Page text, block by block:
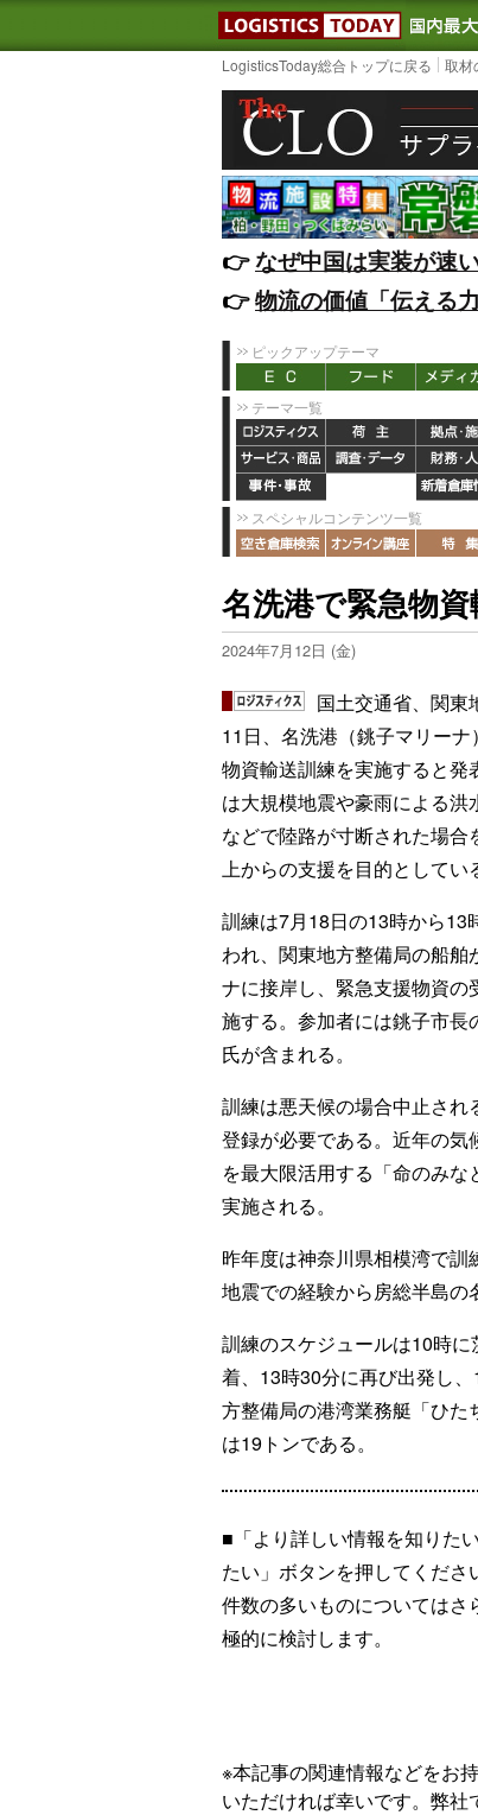
LogisticsToday総合トップに戻る 取材
👉️なぜ中国は実装が速
👉️物流の価値「伝える
ピックアップテーマ
テーマ一覧
スペシャルコンテンツ一覧
名洗港で緊急物
2024年7月12日 (金)
国土交通省、関東
11日、名洗港（銚子マリーナ
物資輸送訓練を実施すると発
は大規模地震や豪雨による洪
などで陸路が寸断された場合
上からの支援を目的としてい
訓練は7月18日の13時から13
われ、関東地方整備局の船舶
ナに接岸し、緊急支援物資の
施する。参加者には銚子市
氏が含まれる。
訓練は悪天候の場合中止さ
登録が必要である。近年の
を最大限活用する「命のみ
実施される。
昨年度は神奈川県相模湾で
地震での経験から房総半島の
訓練のスケジュールは10時
着、13時30分に再び出発し
方整備局の港湾業務艇「ひ
は19トンである。
■「より詳しい情報を知りた
たい」ボタンを押してくださ
件数の多いものについては
極的に検討します。
※本記事の関連情報などをお
いただければ幸いです。弊社